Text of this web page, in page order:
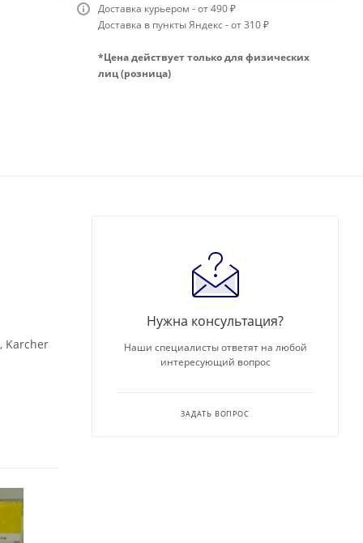
Доставка курьером - от 490 ₽
Доставка в пункты Яндекс - от 310 ₽
*Цена действует только для физических
лиц (розница)
Karcher
Нужна консультация?
Наши специалисты ответят на любой
интересующий вопрос
ЗАДАТЬ ВОПРОС